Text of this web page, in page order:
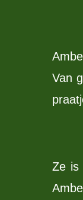
Van
Ze is